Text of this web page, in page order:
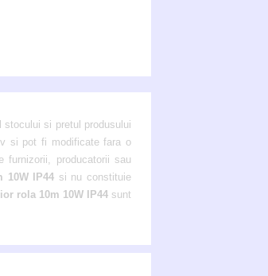
si pretul produsului
si pot fi modificate fara o
furnizorii, producatorii sau
10W IP44 si nu constituie
rola 10m 10W IP44 sunt